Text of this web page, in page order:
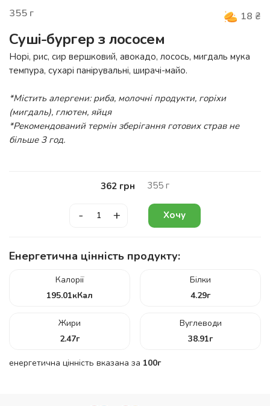
355 г 18 ₴
Суші-бургер з лососем
Норі, рис, сир вершковий, авокадо, лосось, мигдаль мука
темпура, сухарі панірувальні, ширачі-майо.
*Містить алергени: риба, молочні продукти, горіхи
(мигдаль), глютен, яйця
*Рекомендований термін зберігання готових страв не
більше 3 год.
362 грн 355 г
- + Хочу
Енергетична цінність продукту:
Калорії
195.01кКал
Білки
4.29г
Жири
2.47г
Вуглеводи
38.91г
енергетична цінність вказана за 100г